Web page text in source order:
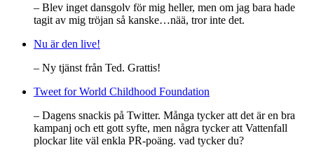
– Blev inget dansgolv för mig heller, men om jag bara hade
tagit av mig tröjan så kanske…nää, tror inte det.
Nu är den live!
– Ny tjänst från Ted. Grattis!
Tweet for World Childhood Foundation
– Dagens snackis på Twitter. Många tycker att det är en bra
kampanj och ett gott syfte, men några tycker att Vattenfall
plockar lite väl enkla PR-poäng. vad tycker du?